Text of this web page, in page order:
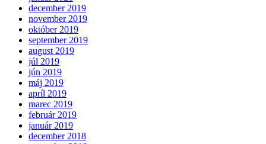
december 2019
november 2019
október 2019
september 2019
august 2019
júl 2019
jún 2019
máj 2019
apríl 2019
marec 2019
február 2019
január 2019
december 2018